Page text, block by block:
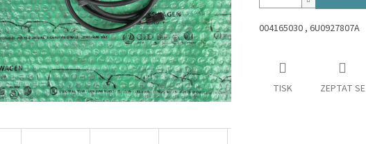
004165030 , 6U0927807A
TISK ZEPTAT SE